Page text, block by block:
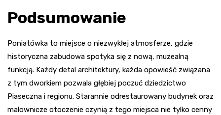
Podsumowanie
Poniatówka to miejsce o niezwykłej atmosferze, gdzie
historyczna zabudowa spotyka się z nową, muzealną
funkcją. Każdy detal architektury, każda opowieść związana
z tym dworkiem pozwala głębiej poczuć dziedzictwo
Piaseczna i regionu. Starannie odrestaurowany budynek oraz
malownicze otoczenie czynią z tego miejsca nie tylko cenny